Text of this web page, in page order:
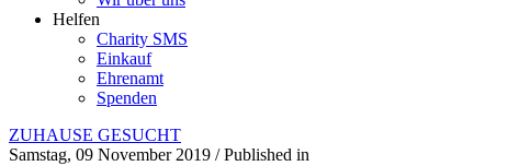
Helfen
Charity SMS
Einkauf
Ehrenamt
Spenden
ZUHAUSE GESUCHT
Samstag, 09 November 2019 /Published in